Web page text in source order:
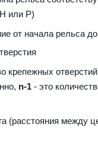
или Р)
от начала рельса
крепежных отверстий
n-1 - это
(расстояния между